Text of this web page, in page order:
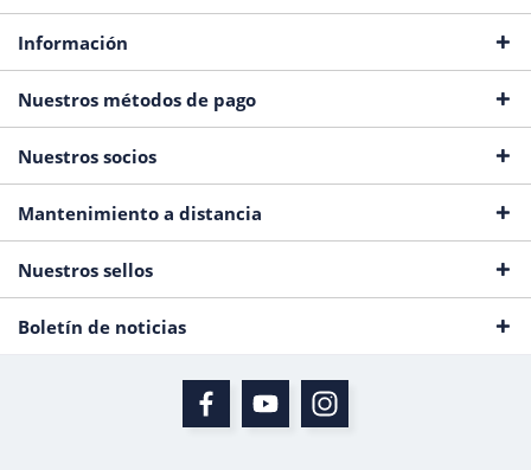
Información
Nuestros métodos de pago
Nuestros socios
Mantenimiento a distancia
Nuestros sellos
Boletín de noticias